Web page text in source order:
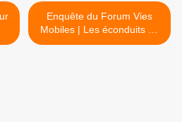
Enquête du Forum Vies
Mobiles | Les éconduits de
la voiture >